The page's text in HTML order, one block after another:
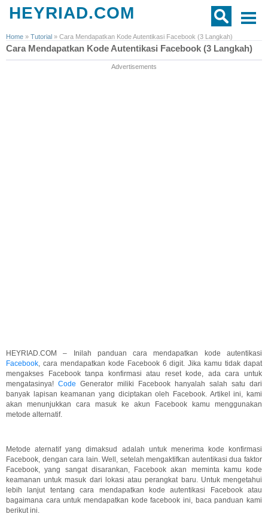
HEYRIAD.COM
Home » Tutorial » Cara Mendapatkan Kode Autentikasi Facebook (3 Langkah)
Cara Mendapatkan Kode Autentikasi Facebook (3 Langkah)
Advertisements
HEYRIAD.COM – Inilah panduan cara mendapatkan kode autentikasi
Facebook, cara mendapatkan kode Facebook 6 digit. Jika kamu tidak dapat
mengakses Facebook tanpa konfirmasi atau reset kode, ada cara untuk
mengatasinya! Code Generator miliki Facebook hanyalah salah satu dari
banyak lapisan keamanan yang diciptakan oleh Facebook. Artikel ini, kami
akan menunjukkan cara masuk ke akun Facebook kamu menggunakan
metode alternatif.
Metode aternatif yang dimaksud adalah untuk menerima kode konfirmasi
Facebook, dengan cara lain. Well, setelah mengaktifkan autentikasi dua faktor
Facebook, yang sangat disarankan, Facebook akan meminta kamu kode
keamanan untuk masuk dari lokasi atau perangkat baru. Untuk mengetahui
lebih lanjut tentang cara mendapatkan kode autentikasi Facebook atau
bagaimana cara untuk mendapatkan kode facebook ini, baca panduan kami
berikut ini.